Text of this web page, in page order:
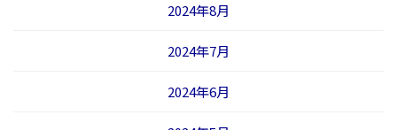
2024年8月
2024年7月
2024年6月